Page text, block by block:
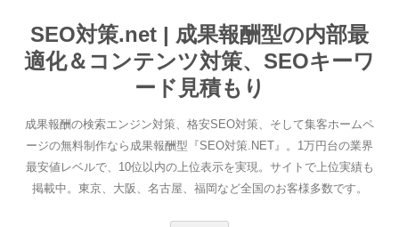
SEO対策.net | 成果報酬型の内部最
適化＆コンテンツ対策、SEOキーワ
ード見積もり
成果報酬の検索エンジン対策、格安SEO対策、そして集客ホームペ
ージの無料制作なら成果報酬型『SEO対策.NET』。1万円台の業界
最安値レベルで、10位以内の上位表示を実現。サイトで上位実績も
掲載中。東京、大阪、名古屋、福岡など全国のお客様多数です。